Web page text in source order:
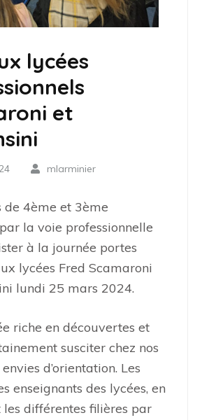
lycées
et
mlarminier
de 4ème et 3ème
la voie professionnelle
à la journée portes
lycées Fred Scamaroni
lundi 25 mars 2024.
riche en découvertes et
susciter chez nos
d’orientation. Les
enseignants des lycées, en
les différentes filières par